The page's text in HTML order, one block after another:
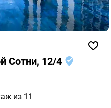
Сотни, 12/4
из 11